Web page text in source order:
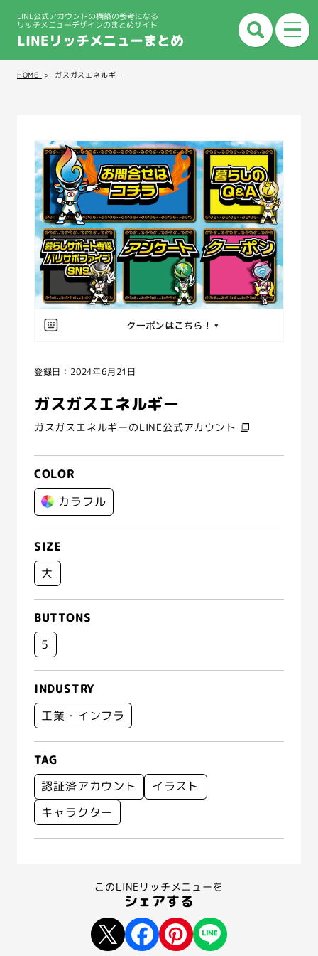
LINE公式アカウントの構築の参考になる
リッチメニューデザインのまとめサイト
LINEリッチメニューまとめ
HOME ガスガスエネルギー
登録日：2024年6月21日
ガスガスエネルギー
ガスガスエネルギーのLINE公式アカウント
COLOR
カラフル
SIZE
大
BUTTONS
5
INDUSTRY
工業・インフラ
TAG
認証済アカウント
イラスト
キャラクター
このLINEリッチメニューを
シェアする